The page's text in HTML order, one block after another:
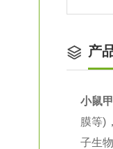
产
小鼠
膜等)
子生